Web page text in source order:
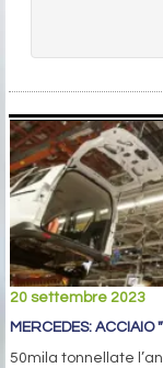
20 settembre 2023
MERCEDES: ACCIAIO
50mila tonnellate